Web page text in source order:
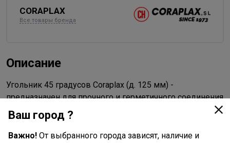
CORAPLAX
Все товары бренда
Описание
Угольник 45 градусов Coraplax (д. 125 мм) -
предназначен для прочного и герметичного соединения
труб в системах водоподготовки плавательных
бассейнов. Диаметр - 125 мм.
Ваш город ?
Важно! От выбранного города зависят, наличие и